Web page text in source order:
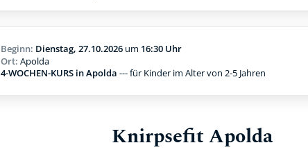
Beginn: Dienstag, 27.10.2026 um 16:30 Uhr
Ort: Apolda
4-WOCHEN-KURS in Apolda --- für Kinder im Alter von 2-5 Jahren
Knirpsefit Apolda